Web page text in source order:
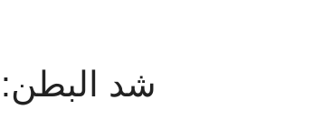
شد البطن: